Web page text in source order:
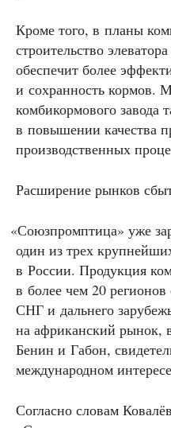
Кроме того, в планы
строительство
обеспечит более
и сохранность кормов.
комбикормового завода
в повышении качества
производственных
Расширение рынков
«Союзпромптица» уже
один из трех
в России. Продукция
в более чем 20
СНГ и дальнего
на африканский рынок,
Бенин и Габон,
международном
Согласно словам